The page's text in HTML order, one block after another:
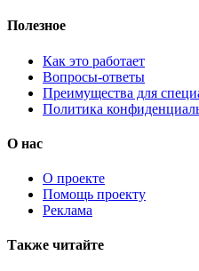
Полезное
Как это работает
Вопросы-ответы
Преимущества для
Политика
О нас
О проекте
Помощь проекту
Реклама
Также читайте